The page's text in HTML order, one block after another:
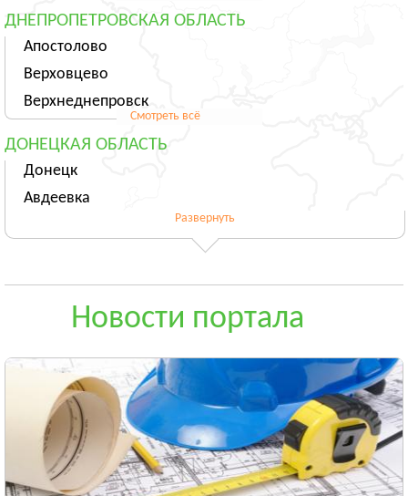
ДНЕПРОПЕТРОВСКАЯ ОБЛАСТЬ
Апостолово
Верховцево
Верхнеднепровск
Смотреть всё
ДОНЕЦКАЯ ОБЛАСТЬ
Донецк
Авдеевка
Смотреть всё
Андрушёвка
Смотреть всё
ЗАКАРПАТСКАЯ ОБЛАСТЬ
Ужгород
Чоп
Берегово
Смотреть всё
Развернуть
Новости портала